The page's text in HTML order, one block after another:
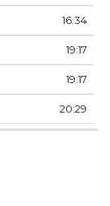
16:34
19:17
19:17
20:29